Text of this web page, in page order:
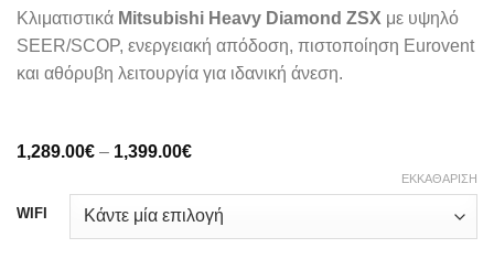
Κλιματιστικά Mitsubishi Heavy Diamond ZSX με υψηλό
SEER/SCOP, ενεργειακή απόδοση, πιστοποίηση Eurovent
και αθόρυβη λειτουργία για ιδανική άνεση.
1,289.00€ – 1,399.00€Price
through
1,399.00€
WIFI
ΕΚΚΑΘΆΡΙΣΗ